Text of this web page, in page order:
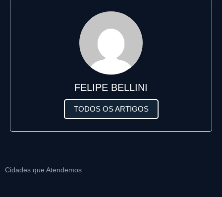
FELIPE BELLINI
TODOS OS ARTIGOS
Cidades que Atendemos